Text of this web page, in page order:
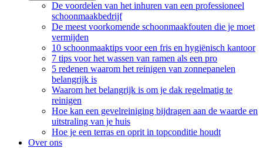
De voordelen van het inhuren van een professioneel
schoonmaakbedrijf
De meest voorkomende schoonmaakfouten die je moet
vermijden
10 schoonmaaktips voor een fris en hygiënisch kantoor
7 tips voor het wassen van ramen als een pro
5 redenen waarom het reinigen van zonnepanelen
belangrijk is
Waarom het belangrijk is om je dak regelmatig te
reinigen
Hoe kan een gevelreiniging bijdragen aan de waarde en
uitstraling van je huis
Hoe je een terras en oprit in topconditie houdt
Over ons